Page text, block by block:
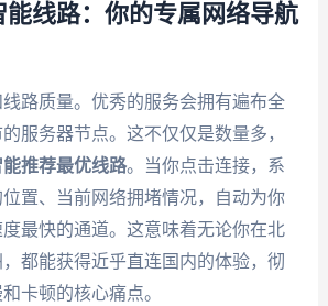
能线路：你的专属网络导航
路质量。优秀的服务会拥有遍布全
服务器节点。这不仅仅是数量多，
推荐最优线路。当你点击连接，系
置、当前网络拥堵情况，自动为你
最快的通道。这意味着无论你在北
都能获得近乎直连国内的体验，彻
卡顿的核心痛点。